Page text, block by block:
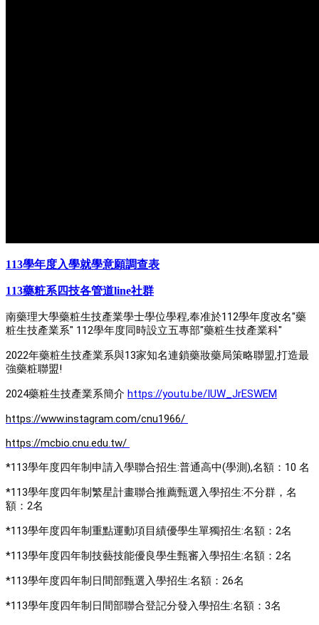
113學年度入學就學意願調查表
113藥粧系四技各管道line社群
南藥理大學藥粧生技產業學士學位學程,奉准於112學年度改名"藥
粧生技產業系" 112學年度同時設立五專部"藥粧生技產業科"
2022年藥粧生技產業系與13家知名連鎖藥妝藥局策略聯盟,打造最
強藥粧聯盟!
2024藥粧生技產業系簡介 https://youtu.be/IUW_JrESWEM
https://www.instagram.com/cnu1966/
https://mcbio.cnu.edu.tw/
*113學年度四年制申請入學聯合招生:普通高中(學測),名額：10 名
*113學年度四年制繁星計畫聯合推薦甄選入學招生:不分群，名
額：2名
*113學年度四年制重點運動項目績優學生單獨招生:名額：2名
*113學年度四年制技藝技能優良學生甄審入學招生:名額：2名
*113學年度四年制日間部甄選入學招生:名額：26名
*113學年度四年制日間部聯合登記分發入學招生:名額：3名